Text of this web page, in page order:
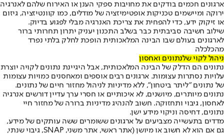
ארגונים חכמים בודקים את מחויבות ספקי הענן או האירוח שלהם לאנרגיה
ירוקה ומיישמים טכניקות אופטימיזציה של מודלים, כמו קוונטיזציה, גיזום
או זיקוק ידע, כדי להפחית את צריכת האנרגיה מבלי לפגוע בדיוק.
שילוב חשיבה סביבתית כבר בשלב התכנון יעניק יתרון תחרותי ברור
לארגונים בעולם שבו הבינה המלאכותית הופכת לחלק בלתי נפרד
מהכלכלה
ניהול לקוי שלנתונים ואחסון
נתונים הם הדלק של הבינה המלאכותית, אבל היגיינת נתונים לקויה יוצרת
עלויות נסתרות עצומות. ארגונים רבים אוספים ומאחסנים כמויות עצומות
של נתונים "ליתר ביטחון", ללא מדיניות לניהול מחזור חיים של נתונים.
נתונים מיותרים, מיושנים, לא איכותיים או חסרי ערך עדיין דורשים אנרגיה
לאחסון, גיבוי ותחזוקה. חשוב להנהיג מדיניות ברורה של מחזור חיי
נתונים, דחיסה וניקוי מידע ישן.
מדדים בתעשייה מצביעים על ארגונים ששומרים ששה עותקים של מידע,
גם אם הוא לא חשוב או מיושן (אתר ראשי, אתר משני, SNAP, גיבוי שנתי,